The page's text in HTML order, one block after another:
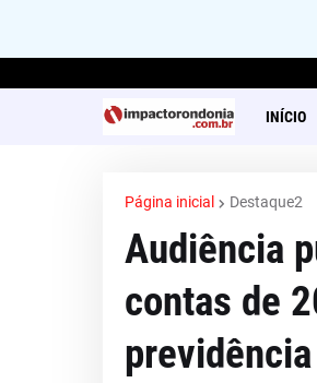
INÍCIO
Página inicial Destaque2
Audiência
contas de
previdência